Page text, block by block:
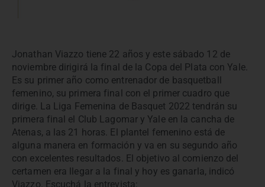
Jonathan Viazzo tiene 22 años y este sábado 12 de
noviembre dirigirá la final de la Copa del Plata con Yale.
Es su primer año como entrenador de basquetball
femenino, su primera final con el primer cuadro que
dirige. La Liga Femenina de Basquet 2022 tendrán su
primera final el Club Lagomar y Yale en la cancha de
Atenas, a las 21 horas. El plantel femenino está de
alguna manera en formación y va en su segundo año
con excelentes resultados. El objetivo al comienzo del
certamen era llegar a la final y hoy es ganarla, indicó
Viazzo. Escuchá la entrevista: